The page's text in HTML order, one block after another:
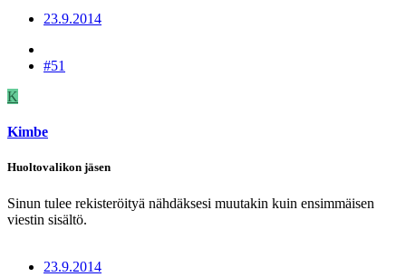
23.9.2014
#51
K
Kimbe
Huoltovalikon jäsen
Sinun tulee rekisteröityä nähdäksesi muutakin kuin ensimmäisen
viestin sisältö.
23.9.2014